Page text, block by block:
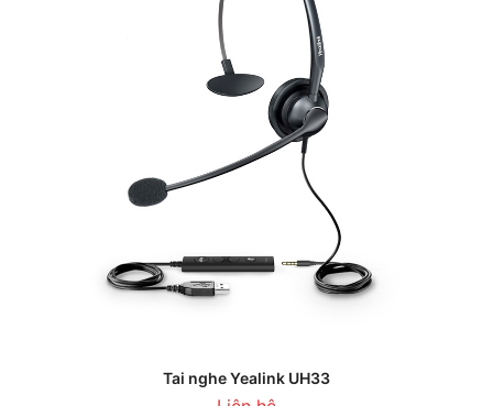
Tai nghe Yealink UH33